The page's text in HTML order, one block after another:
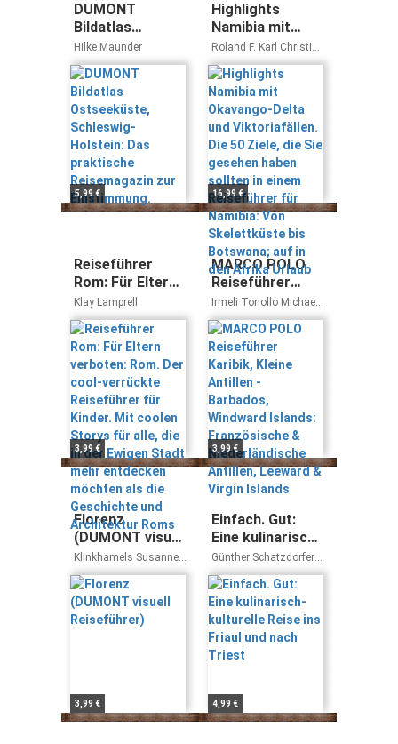
DUMONT
Bildatlas
Ostseeküste,
Schleswig-
Holstein: Das
praktische
Reisemagazin
zur
Einstimmung.
Hilke Maunder
5,99 €
Highlights
Namibia mit
Okavango-Delta
und
Viktoriafällen.
Die 50 Ziele, die
Sie gesehen
haben sollten in
einem
Reiseführer für
Namibia: Von
Skelettküste bis
Botswana; auf in
den Afrika
Urlaub
Roland F. Karl Christian
Heeb
16,99 €
Reiseführer
Rom: Für Eltern
verboten: Rom.
Der cool-
verrückte
Reiseführer für
Kinder. Mit
coolen Storys
für alle, die in
der Ewigen
Stadt mehr
entdecken
möchten als die
Geschichte und
Architektur
Roms
Klay Lamprell
3,99 €
MARCO POLO
Reiseführer
Karibik, Kleine
Antillen -
Barbados,
Windward
Islands:
Französische &
Niederländische
Antillen,
Leeward & Virgin
Islands
Irmeli Tonollo Michael
Auwers
3,99 €
Florenz
(DUMONT visuell
Reiseführer)
Klinkhamels Susanne
[Bearb.] und Birgit
[Übers.] Lamerz-
Beckschäfer
3,99 €
Einfach. Gut:
Eine kulinarisch-
kulturelle Reise
ins Friaul und
nach Triest
Günther Schatzdorfer
Erwin Steinhauer
4,99 €